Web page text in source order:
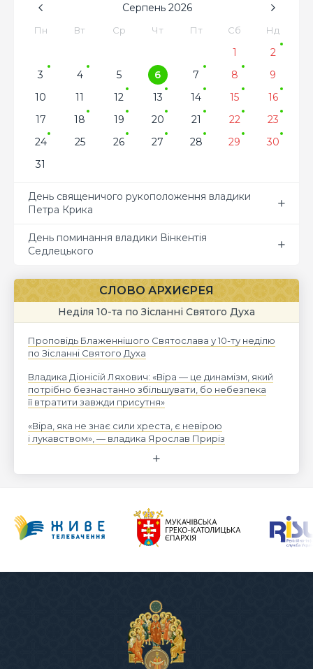
Серпень 2026
Пн Вт Ср Чт Пт Сб Нд
1
2
3
4 5 6 7 8
9
10
11 12 13 14 15
16
17
18 19 20 21 22
23
24
25 26 27 28 29
30
31
День священичого рукоположення владики
Петра Крика
День поминання владики Вінкентія
Седлецького
СЛОВО АРХИЄРЕЯ
Неділя 10-та по Зісланні Святого Духа
Проповідь Блаженнішого Святослава у 10-ту неділю
по Зісланні Святого Духа
Владика Діонісій Ляхович: «Віра — це динамізм, який
потрібно безнастанно збільшувати, бо небезпека
її втратити завжди присутня»
«Віра, яка не знає сили хреста, є невірою
і лукавством», — владика Ярослав Приріз